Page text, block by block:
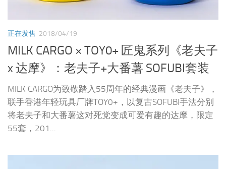
联手香港年轻玩具厂牌TOY0+，以复古SOFUBI手法分别
55套，201...